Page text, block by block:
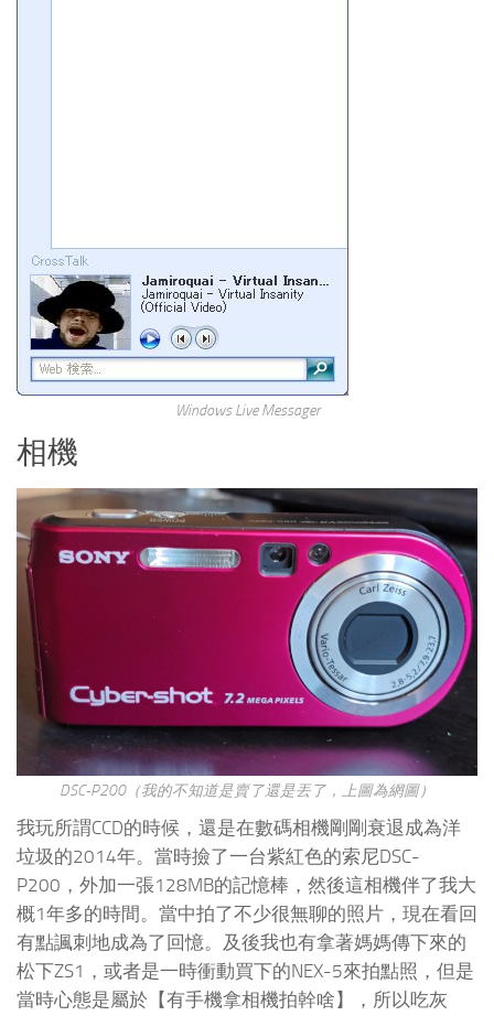
Windows Live Messager
相機
DSC-P200（我的不知道是賣了還是丟了，上圖為網圖）
我玩所謂CCD的時候，還是在數碼相機剛剛衰退成為洋
垃圾的2014年。當時撿了一台紫紅色的索尼DSC-
P200，外加一張128MB的記憶棒，然後這相機伴了我大
概1年多的時間。當中拍了不少很無聊的照片，現在看回
有點諷刺地成為了回憶。及後我也有拿著媽媽傳下來的
松下ZS1，或者是一時衝動買下的NEX-5來拍點照，但是
當時心態是屬於【有手機拿相機拍幹啥】，所以吃灰